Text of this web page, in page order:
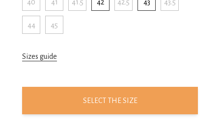
40 41 41.5 42 42.5 43 43.5
44 45
Sizes guide
SELECT THE SIZE